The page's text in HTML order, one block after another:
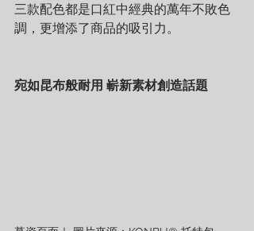
三款配色都是口紅中經典的萬年不敗色
調，更增添了商品的吸引力。
宛如昆布般耐用 嶄新素材創造話題